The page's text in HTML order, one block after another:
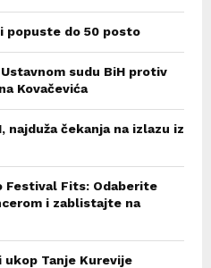
popuste do 50 posto
sudu BiH protiv
Kovačevića
najduža čekanja na izlazu iz
Festival Fits: Odaberite
i zablistajte na
ukop Tanje Kurevije